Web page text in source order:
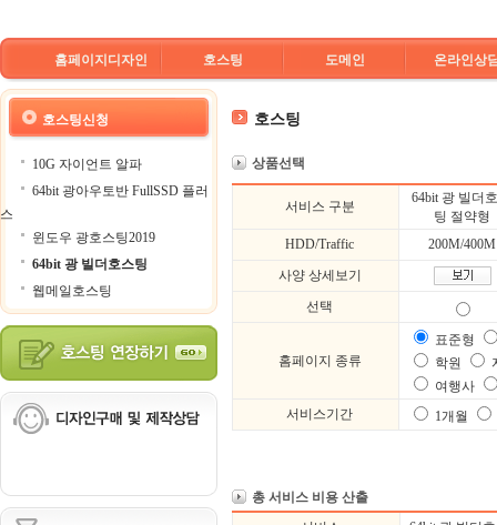
홈페이지디자인 호스팅 도메인 온라인상
호스팅신청
10G 자이언트 알파
64bit 광아우토반 FullSSD 플러
스
윈도우 광호스팅2019
64bit 광 빌더호스팅
웹메일호스팅
호스팅
상품선택
서비스 구분
64bit 광 빌더
팅 절약형
HDD/Traffic
200M/400M
사양 상세보기
선택
홈페이지 종류
표준형
학원
여행사
서비스기간
1개월
총 서비스 비용 산출